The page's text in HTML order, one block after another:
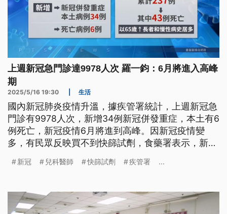
上週新冠急門診達9978人次 羅一鈞：6月將進入高峰
期
2025/5/16 19:30 生活
國內新冠肺炎疫情升溫，據疾管署統計，上週新冠急
門診有9978人次，新增34例新冠併發重症，本土有6
例死亡，新冠疫情6月將進到高峰。因新冠疫情變
多，有民眾反映買不到快篩試劑，食藥署表示，新冠
助鋪貨。台大兒童醫院感染科醫師黃立民指出，因主
新冠 兒科醫師 快篩試劑 疾管署 ...